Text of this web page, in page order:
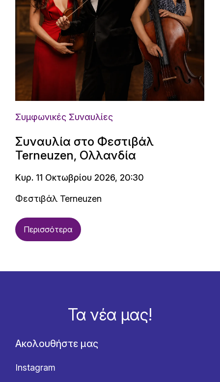
Συμφωνικές Συναυλίες
Συναυλία στο Φεστιβάλ
Terneuzen, Ολλανδία
Κυρ. 11 Οκτωβρίου 2026, 20:30
Φεστιβάλ Terneuzen
Περισσότερα
Τα νέα μας!
Ακολουθήστε μας
Instagram